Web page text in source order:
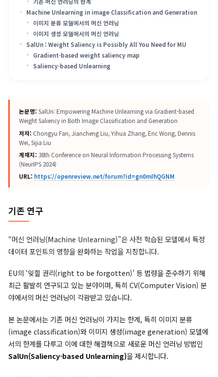
기존 연구
이미지 생성 모델에서의 머신 언러닝
기존 머신 언러닝의 한계
Machine Unlearning in image Classification and
이미지 분류 모델에서의 머신 언러닝
이미지 생성 모델에서의 머신 언러닝
Saliency-based Unlearning
논문명:SalUn: Empowering Machine Unlearning via Gradient-based
Weight Saliency in Both Image Classification and Generation
저자:Chongyu Fan, Jiancheng Liu, Yihua Zhang, Eric Wong, Dennis
게재지:38th Conference on Neural Information Processing Systems
(NeurIPS 2024)
기존 연구
“머신 언러닝(Machine Unlearning)”은 사전 학습된 모델에서
데이터 포인트의 영향을 완화하는 작업을 지칭합니다.
EU의 ‘잊힐 권리(right to be forgotten)’ 등 법령을 준수하기
최근 활발히 연구되고 있는 분야이며, 특히 CV(Computer